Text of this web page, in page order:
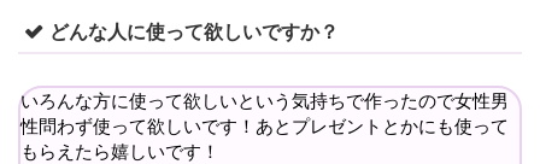
どんな人に使って欲しいですか？
いろんな方に使って欲しいという気持ちで作ったので女性男
性問わず使って欲しいです！あとプレゼントとかにも使って
もらえたら嬉しいです！